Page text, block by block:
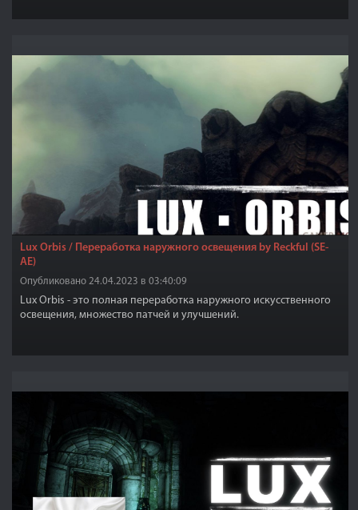
Lux Orbis / Переработка наружного освещения by Reckful (SE-
AE)
Опубликовано 24.04.2023 в 03:40:09
Lux Orbis - это полная переработка наружного искусственного
освещения, множество патчей и улучшений.